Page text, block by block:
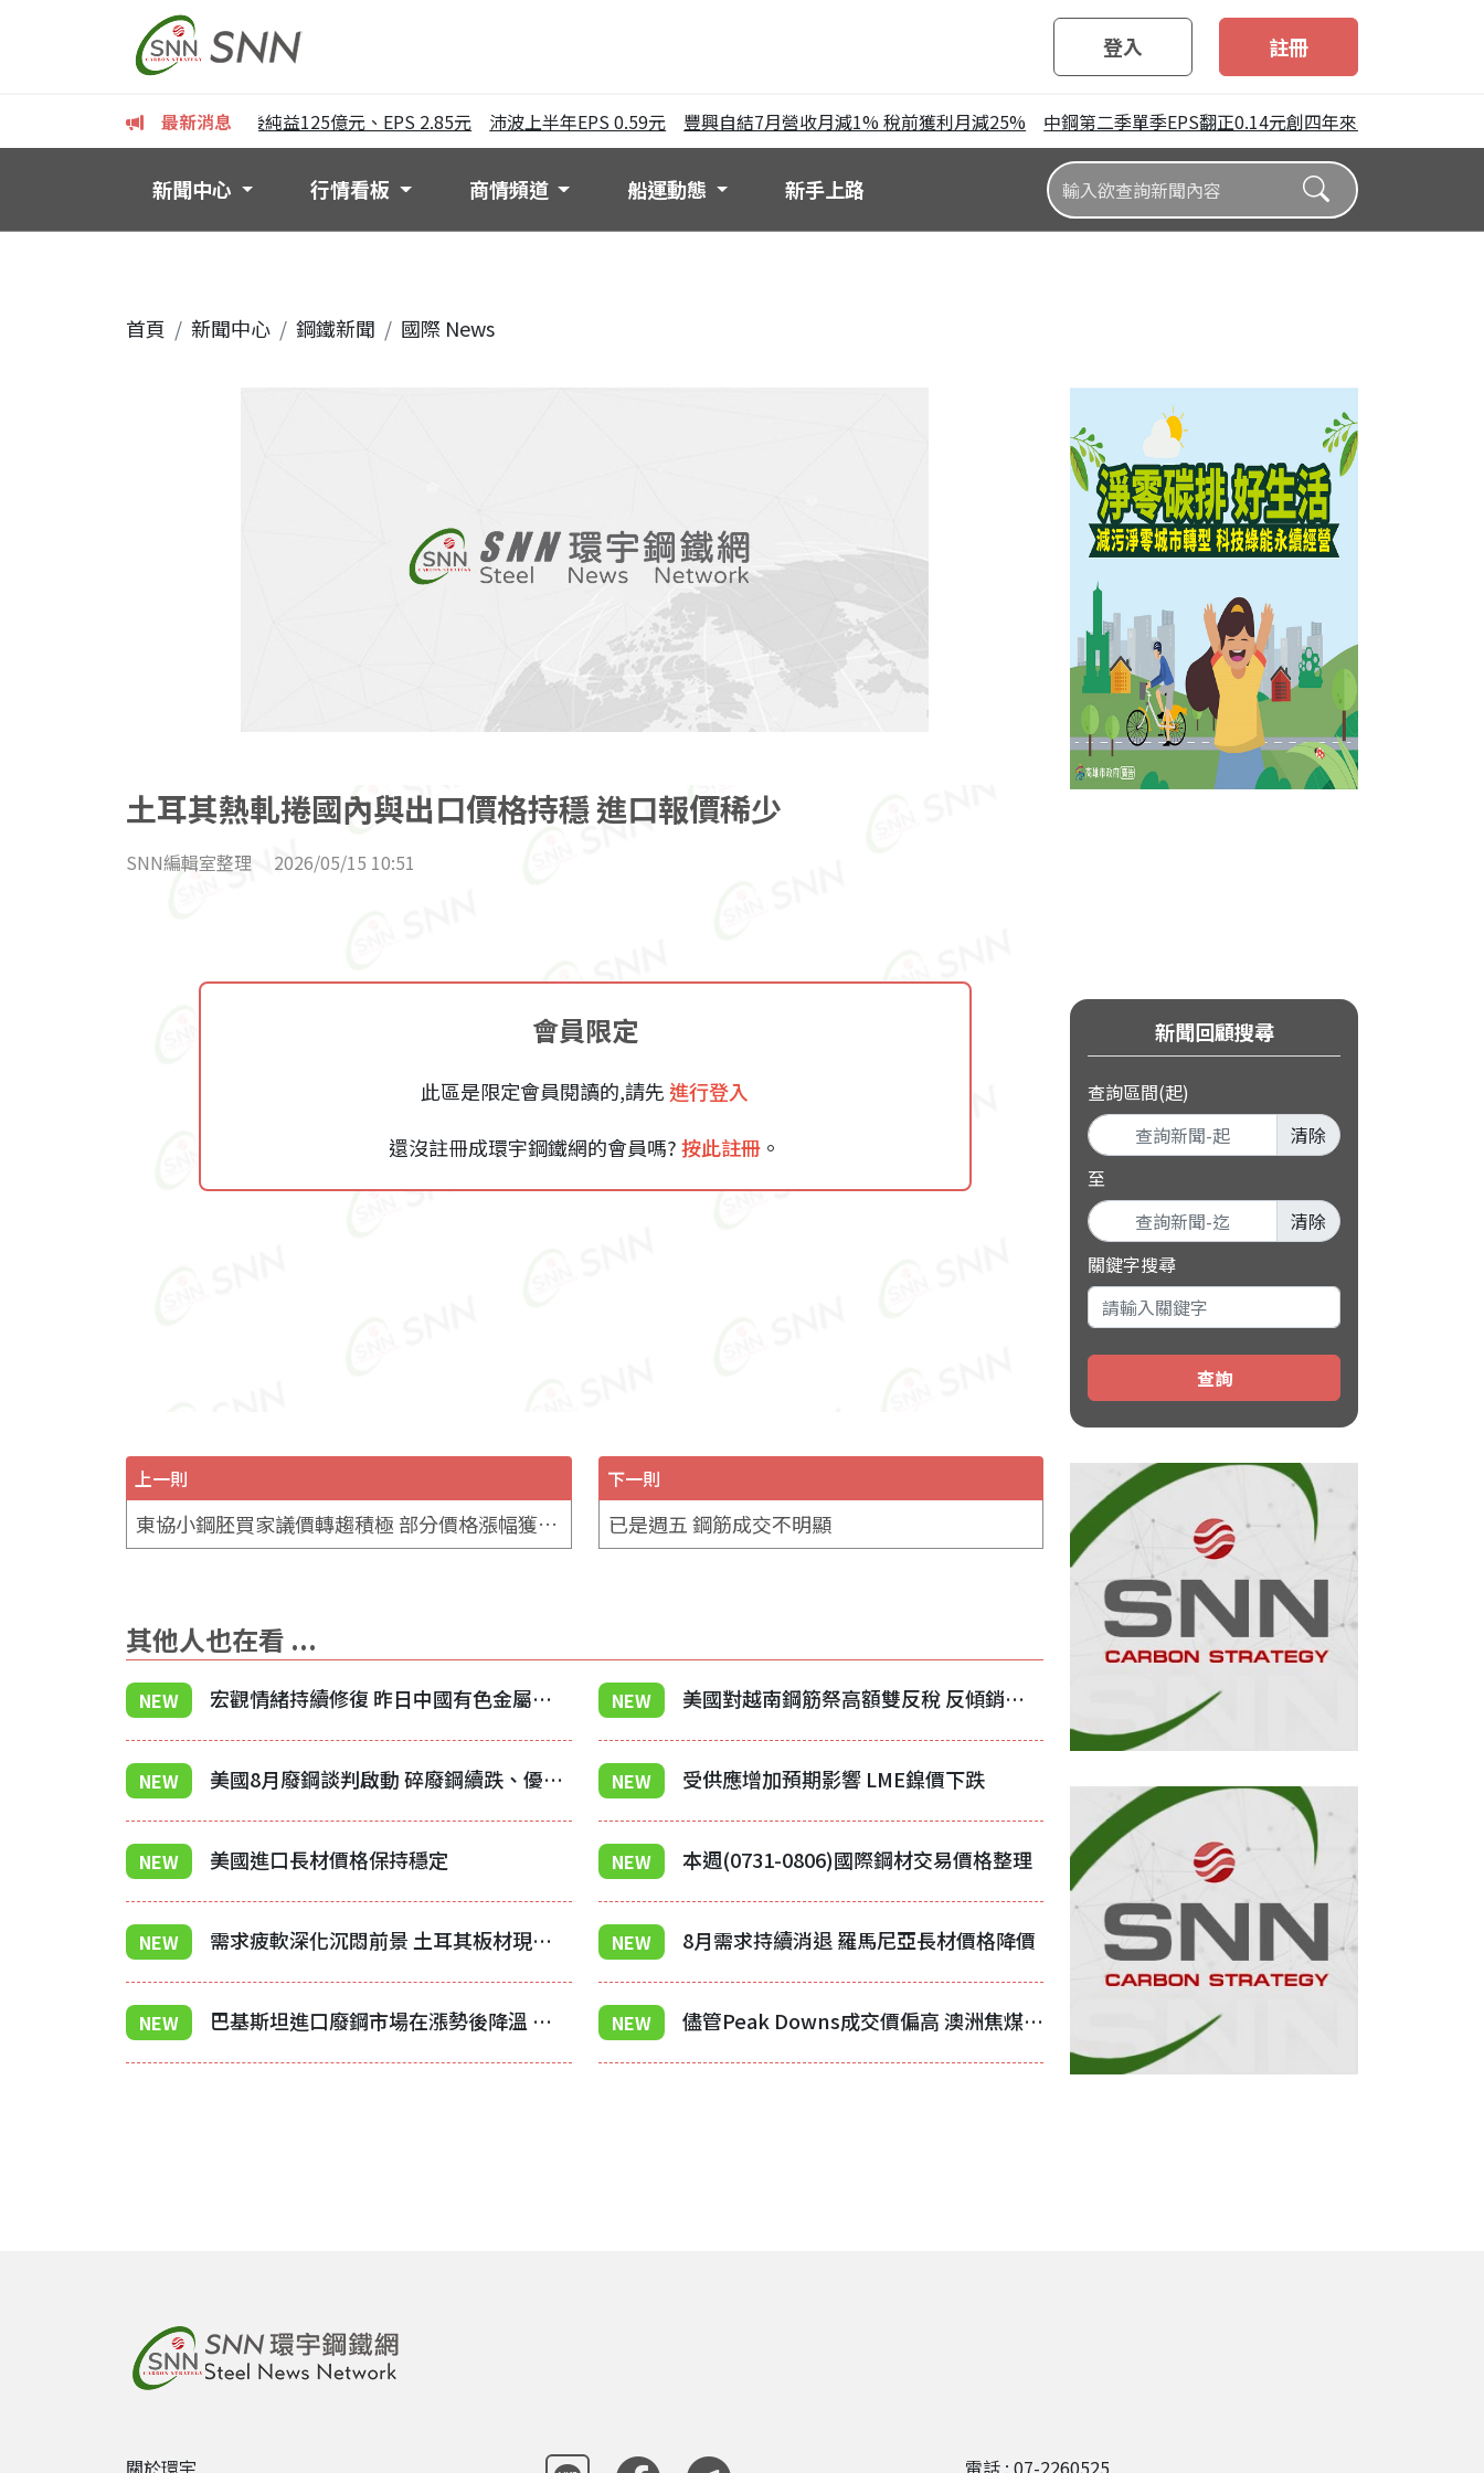
登入 註冊
最新消息
新麗華上半年獲利亮眼 稅後純益125億元、EPS 2.85元 沛波上半年EPS 0.59元 豐興自結7月營收月減1% 稅前獲利月減25% 中鋼第二季單季EPS翻正0.14元創四年來單季最高 唯上半年
新聞中心 行情看板 商情頻道 船運動態 新手上路
首頁 新聞中心 鋼鐵新聞 國際 News
土耳其熱軋捲國內與出口價格持穩 進口報價稀少
SNN編輯室整理 2026/05/15 10:51
會員限定
此區是限定會員閱讀的,請先 進行登入
還沒註冊成環宇鋼鐵網的會員嗎?按此註冊 。
上一則
東協小鋼胚買家議價轉趨積極 部分價格漲幅獲得接受
下一則
已是週五 鋼筋成交不明顯
其他人也在看 ...
NEW 宏觀情緒持續修復 昨日中國有色金屬大多震盪收漲 NEW 美國對越南鋼筋祭高額雙反稅 反傾銷稅最高131.53%
NEW 美國8月廢鋼談判啟動 碎廢鋼續跌、優質廢鋼持穩 NEW 受供應增加預期影響 LME鎳價下跌
NEW 美國進口長材價格保持穩定 NEW 本週(0731-0806)國際鋼材交易價格整理
NEW 需求疲軟深化沉悶前景 土耳其板材現貨價格下跌 NEW 8月需求持續消退 羅馬尼亞長材價格降價
NEW 巴基斯坦進口廢鋼市場在漲勢後降溫 鋼筋廠調漲價格 NEW 儘管Peak Downs成交價偏高 澳洲焦煤出口價格仍持續承壓
新聞回顧搜尋
查詢區間(起)
清除
至
清除
關鍵字搜尋
查詢
關於環宇 電話 : 07-2260525